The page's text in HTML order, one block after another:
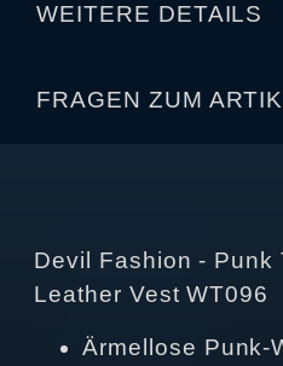
WEITERE DETAILS
FRAGEN ZUM
Devil Fashion - Punk
Leather Vest WT096
Ärmellose